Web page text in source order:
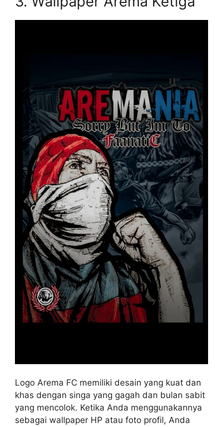
Logo Arema FC memiliki desain yang kuat dan
khas dengan singa yang gagah dan bulan sabit
yang mencolok. Ketika Anda menggunakannya
sebagai wallpaper HP atau foto profil, Anda